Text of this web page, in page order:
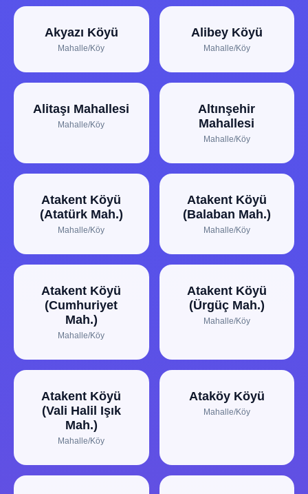
Akyazı Köyü
Mahalle/Köy
Alibey Köyü
Mahalle/Köy
Alitaşı Mahallesi
Mahalle/Köy
Altınşehir
Mahallesi
Mahalle/Köy
Atakent Köyü
(Atatürk Mah.)
Mahalle/Köy
Atakent Köyü
(Balaban Mah.)
Mahalle/Köy
Atakent Köyü
(Cumhuriyet
Mah.)
Mahalle/Köy
Atakent Köyü
(Ürgüç Mah.)
Mahalle/Köy
Atakent Köyü
(Vali Halil Işık
Mah.)
Mahalle/Köy
Ataköy Köyü
Mahalle/Köy